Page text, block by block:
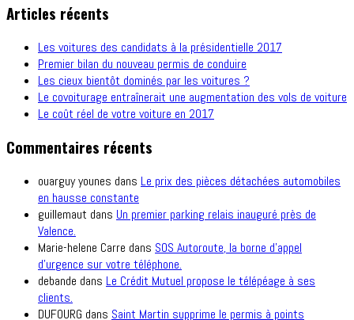
Articles récents
Les voitures des candidats à la présidentielle 2017
Premier bilan du nouveau permis de conduire
Les cieux bientôt dominés par les voitures ?
Le covoiturage entraînerait une augmentation des vols de voiture
Le coût réel de votre voiture en 2017
Commentaires récents
ouarguy younes dans Le prix des pièces détachées automobiles
en hausse constante
guillemaut dans Un premier parking relais inauguré près de
Valence.
Marie-helene Carre dans SOS Autoroute, la borne d’appel
d’urgence sur votre téléphone.
debande dans Le Crédit Mutuel propose le télépéage à ses
clients.
DUFOURG dans Saint Martin supprime le permis à points